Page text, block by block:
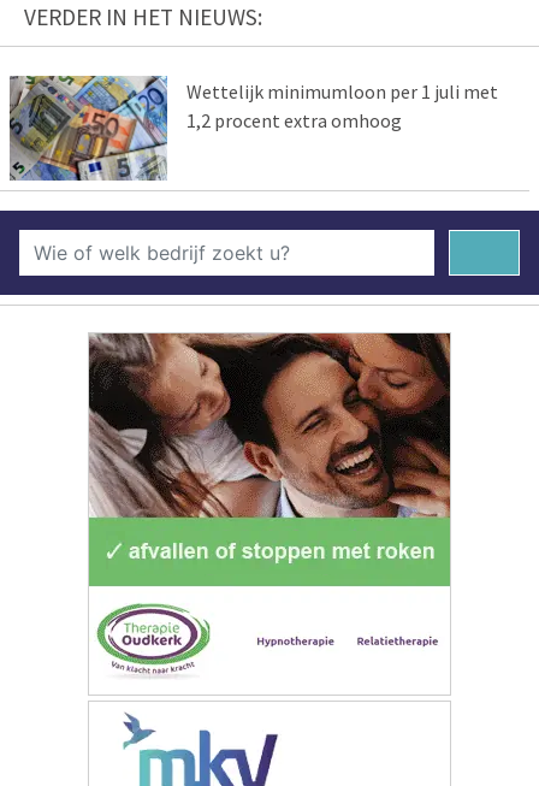
VERDER IN HET NIEUWS:
Wettelijk minimumloon per 1 juli met
1,2 procent extra omhoog